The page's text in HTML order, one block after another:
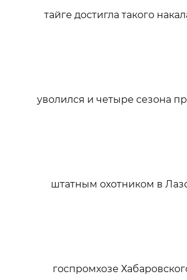
тайге достигла такого
уволился и четыре сезона
штатным охотником в
госпромхозе